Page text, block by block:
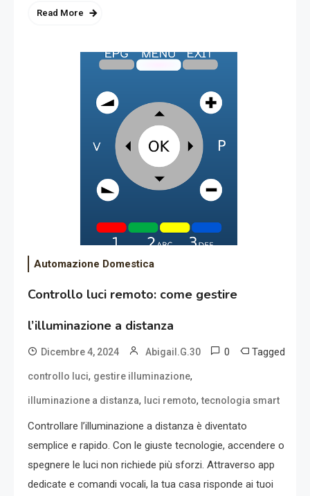
Read More
Automazione Domestica
Controllo luci remoto: come gestire
l’illuminazione a distanza
Dicembre 4, 2024 Abigail.G.30 0 Tagged
controllo luci, gestire illuminazione,
illuminazione a distanza, luci remoto,tecnologia smart
Controllare l’illuminazione a distanza è diventato
semplice e rapido. Con le giuste tecnologie, accendere o
spegnere le luci non richiede più sforzi. Attraverso app
dedicate e comandi vocali, la tua casa risponde ai tuoi